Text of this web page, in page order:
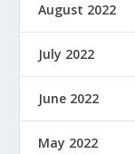
August 2022
July 2022
June 2022
May 2022